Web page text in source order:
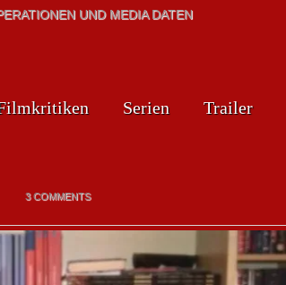
UND MEDIA DATEN
Serien Trailer
3 COMMENTS